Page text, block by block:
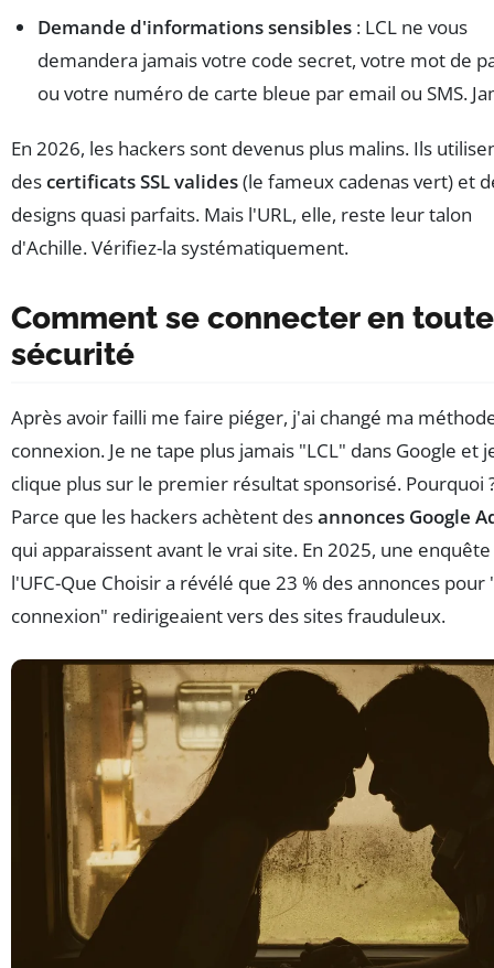
Demande d'informations sensibles : LCL ne vous
demandera jamais votre code secret, votre mot de
ou votre numéro de carte bleue par email ou SMS.
En 2026, les hackers sont devenus plus malins. Ils
descertificats SSL valides(le fameux cadenas vert) et
designs quasi parfaits. Mais l'URL, elle, reste leur talon
d'Achille. Vérifiez-la systématiquement.
Comment se connecter en toute
sécurité
Après avoir failli me faire piéger, j'ai changé ma
connexion. Je ne tape plus jamais "LCL" dans Google et
clique plus sur le premier résultat sponsorisé. Pourquoi
Parce que les hackers achètent desannonces Google
qui apparaissent avant le vrai site. En 2025, une
l'UFC-Que Choisir a révélé que 23 % des annonces pour
connexion" redirigeaient vers des sites frauduleux.